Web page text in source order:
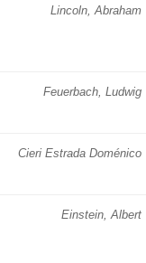
Lincoln, Abraham
Feuerbach, Ludwig
Cieri Estrada Doménico
Einstein, Albert